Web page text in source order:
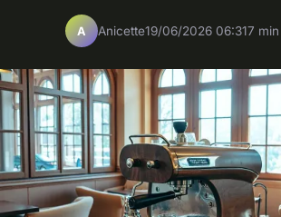
A Anicette19/06/2026 06:317